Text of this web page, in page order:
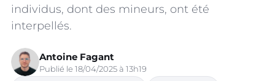
individus, dont des mineurs, ont été
interpellés.
Antoine Fagant
Publié le 18/04/2025 à 13h19